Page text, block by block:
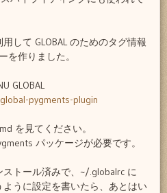
して GLOBAL のためのタグ情報
を作りました。
GLOBAL
pygments-plugin
を見てください。
パッケージが必要です。
トール済みで、~/.globalrc に
うに設定を書いたら、あとはい